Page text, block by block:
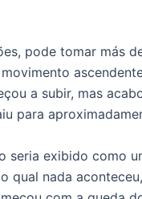
pode tomar más
a subir, mas
para
seria exibido como
qual nada